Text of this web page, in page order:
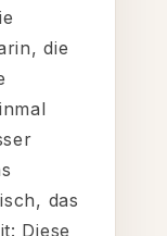
die
das
Diese